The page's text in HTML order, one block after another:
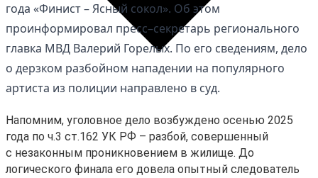
Избранное
Сохраняйте интересные объявления, чтобы быстро
вернуться к ним позже.
года «Финист – Ясный сокол». Об этом
проинформировал пресс–секретарь регионального
главка МВД Валерий Горелых. По его сведениям, дело
о дерзком разбойном нападении на популярного
артиста из полиции направлено в суд.
Напомним, уголовное дело возбуждено осенью 2025
года по ч.3 ст.162 УК РФ – разбой, совершенный
с незаконным проникновением в жилище. До
логического финала его довела опытный следователь